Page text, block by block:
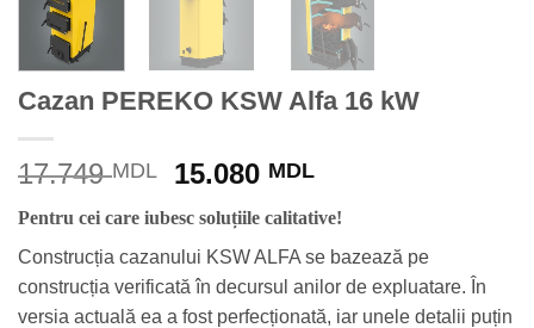
Cazan PEREKO KSW Alfa 16 kW
17.749MDL
Prețul
a
fost:
17.749 MDL.
15.080 MDLPrețul
este:
15.080 MDL.
Pentru cei care iubesc soluțiile calitative!
Construcția cazanului KSW ALFA se bazează pe
construcția verificată în decursul anilor de expluatare. În
versia actuală ea a fost perfecționată, iar unele detalii puțin